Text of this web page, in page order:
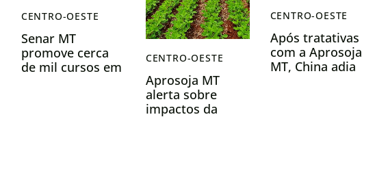
CENTRO-OESTE
Senar MT
promove cerca
de mil cursos em
CENTRO-OESTE
Aprosoja MT
alerta sobre
impactos da
CENTRO-OESTE
Após tratativas
com a Aprosoja
MT, China adia